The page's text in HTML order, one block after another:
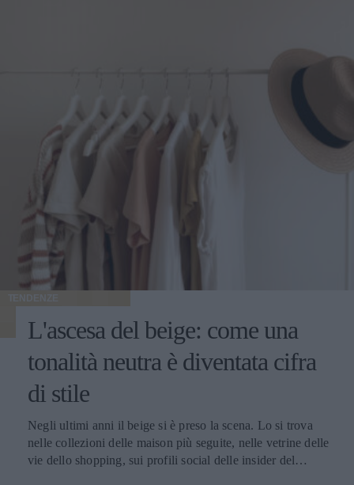
TENDENZE
L'ascesa del beige: come una
tonalità neutra è diventata cifra
di stile
Negli ultimi anni il beige si è preso la scena. Lo si trova nelle collezioni delle maison più seguite, nelle vetrine delle vie dello shopping, sui profili social delle insider del settore e nei guardaroba delle donne che alla moda dedicano attenzione. È diventato il colore che racconta il momento, quello che torna ogni stagione con declinazioni sempre nuove e che oggi vive un'esposizione mediatica raramente vista in passato. Le ragioni di questa centralità si intrecciano. Il beige risponde perfettamente al gusto contemporaneo per l'eleganza misurata, fatta di toni desaturati e capi pensati per durare. Si adatta splendidamente nei contesti più diversi: in ufficio, a una cena, in un weekend fuori porta, mantenendo sempre lo stesso registro raffinato. E lavora benissimo davanti all'obiettivo, sotto qualunque tipo di luce, su qualunque tipo di sfondo urbano o naturale. Il risultato è che oggi parlare di moda femminile senza nominare il beige è praticamente impossibile. Cappotti, giacche, trench, pantaloni, maglie, accessori: la palette neutra ha colonizzato ogni categoria del guardaroba, con una versatilità che continua a sorprendere addette ai lavori e appassionate. Le mille sfumature di una tonalità solo apparentemente uniforme Dietro al beige si nasconde una gamma cromatica vastissima, fatta di sfumature che cambiano carattere a seconda di quanto pendono verso il caldo o verso il freddo, di quanto sono sature o desaturate, di quanto si avvicinano al bianco o si spingono verso il marrone. Quelle più calde - cammello, biscotto, tabacco, miele - evocano immediatamente comfort e ricchezza. Hanno una nota dorata che richiama i tessuti pregiati come il cashmere e la lana d'agnello, e nelle collezioni invernali fanno la parte del leone. Le si vede su cappotti dal taglio classico, su giacche dalla linea morbida, su maglie oversize pensate per i mesi freddi. Le sfumature fredde - greige, nude rosato, beige cinereo, taupe - raccontano un'altra storia. Sono più contemporanee e sono perfette su tagli netti e silhouette moderne. Hanno conquistato spazio nel gusto urbano delle grandi capitali della moda, da Copenaghen a Tokyo, dove vengono interpretate in chiave minimalista con linee rigorose e proporzioni studiate. Tra questi due poli si muovono i beige neutri, i veri jolly del guardaroba che si abbinano a tutto: ai grigi, ai blu, ai bianchi, ai colori accesi che vogliano un punto di calma. Sono le tonalità che ogni stylist tiene a portata di mano per bilanciare un look senza forzature. A ognuna la sua sfumatura Una delle ragioni del successo del beige è semplice: con la sfumatura giusta, sta bene davvero a tutte. La famiglia cromatica è così ampia che ogni tipo di carnagione trova la sua declinazione ideale - basta scegliere il sottotono adatto al colore della pelle, degli occhi e dei capelli. Le donne con pelle chiara e sottotono freddo trovano la loro dimensione nei greige, nei nude rosati e nei beige cinerei, che dialogano in modo naturale con incarnati tenui. Le pelli ambrate, olivastre o dorate si illuminano con i cammello, i biscotto e i tabacco, che esaltano il calore della carnagione. Le pelli medie con sottotono neutro hanno la fortuna di poter giocare con quasi tutte le sfumature della palette, dalle più chiare alle più sature. Un altro punto di forza è il rapporto con la luce. Sotto il sole estivo il beige si accende e diventa solare, sotto i cieli grigi invernali mantiene calore e presenza, alla luce artificiale degli ambienti chiusi resta sempre raffinato senza appiattirsi. Pochi colori conservano il proprio carattere in ogni condizione di illuminazione, e questa qualità rende il beige un alleato prezioso per le giornate fatte di molti cambi di scena. A questo si aggiunge la sua flessibilità: il beige si adatta a ogni ambiente, dal più formale al più rilassato. Sta bene in ufficio, in una riunione importante, a una cerimonia, a una cena tra amiche, a una passeggiata del sabato pomeriggio. Pochi colori coprono una gamma così ampia di occasioni mantenendo intatta la propria eleganza. Total beige: come indossarlo senza appiattirlo Tra le tendenze più forti degli ultimi anni c'è il total beige look, che consiste nel vestirsi interamente in sfumature della stessa famiglia cromatica, dal capospalla alle scarpe. Una formula che richiede attenzione per riuscire bene, ma che ben dosata regala risultati di grande raffinatezza. Il segreto sta nel giocare con sottotoni vicini ma diversi. Un pantalone color sabbia abbinato a una camicia écru e a un capospalla cammello dà molto più carattere di un look fatto di un'unica identica tonalità ripetuta dalla testa ai piedi. Le piccole variazioni cromatiche danno profondità all'insieme e impediscono l'effetto monotono. Determinante è anche il mix di materiali. Quando il colore è uniforme, sono le texture a fare la differenza: una camicia di seta sotto una giacca di lana, un pantalone di lino con un capospalla in cashmere, accessori in pelle che dialogano con maglie morbide. Il gioco delle superfici tattili è ciò che trasforma un total look beige da banale a sofisticato. Attenzione alla la regola del dettaglio che spezza. Una cintura in cuoio scuro, una collana dorata, un foulard con un accento più caldo o più freddo: piccoli scostamenti che danno ritmo al look e gli regalano carattere senza intaccare la coerenza cromatica. Un accessorio scelto bene fa la differenza tra un outfit elegante e un outfit memorabile. Dal lino estivo al cashmere invernale: una palette per tutto l'anno Una delle qualità più apprezzate del beige è la capacità di accompagnare il guardaroba lungo tutte le stagioni. In estate vive nei lini grezzi, nei cotoni leggeri e nelle sete fresche; in primavera e autunno passa ai twill, ai jersey strutturati e ai velluti; in inverno diventa protagonista delle materie nobili come cashmere, lana vergine, alpaca e mohair. Questa continuità ha cambiato il modo in cui molte donne pensano agli acquisti. Anziché ripartire da capo a ogni cambio di stagione, si ragiona per filoni cromatici che durano nel tempo: capi che dialogano tra loro mese dopo mese, accessori che stanno bene su outfit diversi, una palette che permette di mescolare gli investimenti fatti in momenti differenti dell'anno senza rotture stilistiche. I capispalla sono il terreno dove questa logica dà i risultati migliori. Un cappotto beige si adatta alle occasioni più diverse con una facilità che pochi altri capi possiedono: si presta a tagli classici e contemporanei, dialoga con qualunque palette del guardaroba sottostante, risalta l'eleganza di un completo formale come la vivacità di un look casual. La conferma di questa versatilità si può rintracciare guardando alle proposte di realtà consolidate come Cinzia Rocca, che hanno fatto della sartorialità italiana applicata al capospalla la propria firma: ogni cappotto beige da donna dell’azienda è pensato per durare nel tempo, grazie a tagli che restano attuali stagione dopo stagione e a lavorazioni che portano avanti la tradizione artigianale del Made in Italy. Il beige in passerella: una palette che valorizza il taglio Chi segue le sfilate sa che il beige ricorre con costanza in ogni stagione, dalle collezioni primavera-estate a quelle autunno-inverno. Non è una scelta casuale: la palette neutra valorizza il taglio del capo, mette in luce la qualità della lavorazione, fa emergere la pulizia delle linee senza che il colore rubi la scena. Quando un capo sfila in cammello chiaro o in sabbia, l'occhio coglie subito la forma: il volume delle spalle, la cadenza dei dettagli sartoriali, la cintura che disegna la vita, la lunghezza che dialoga con la figura. Il beige risulta una lente che porta in primo piano tutto il lavoro tecnico, e per questo i designer che vogliono far parlare la propria competenza scelgono spesso la palette neutra come terreno di esposizione del proprio savoir-faire. Anche la resa fotografica gioca un ruolo importante. Sotto le luci intense delle sfilate i toni beige restituiscono al meglio la materia: si vede la mano del tessuto, si percepisce il peso della lana o la leggerezza del lino, si distingue il cashmere dalla pura vergine. Gli scatti che escono dalle passerelle raccontano così la realtà del capo con un'onestà rara, e ogni uscita diventa un'occasione di comunicazione tecnica oltre che estetica. Vale infine il discorso delle uscite in serie. La palette neutra permette di mandare in scena interi blocchi di collezione fondati sulla coerenza cromatica: a quel punto sono il taglio, il volume e i piccoli scarti di sfumatura a fare la differenza tra un look e l'altro. Un linguaggio di sfilata raffinato che premia l'occhio attento e che funziona ugualmente bene nelle collezioni leggere della bella stagione come in quelle stratificate dei mesi freddi. Il beige come dichiarazione: meno rumore, più identità Il successo del beige racconta qualcosa di più ampio sul modo in cui le donne hanno deciso di vestirsi oggi. Racconta il superamento dell'estetica dei colori accesi a ogni costo, l'affermazione di un gusto che riconosce nell'eleganza discreta una forma di stile più matura, l'emergere di una moda che lavora per coerenza anziché per impatto immediato. Scegliere il beige significa anche scegliere un rapporto diverso con il calendario delle tendenze. Vuol dire prediligere una palette stabile che resta attuale a distanza di anni, capace di accompagnare il guardaroba lungo cicli di rinnovo molto più ampi di quelli imposti dalle collezioni stagionali. È una scelta da donna che sa cosa le piace, e che premia chi la fa con un guardaroba più funzionale, fatto di capi che si sostengono a vicenda. C'è infine una dimensione personale che merita attenzione. Quando il colore lavora in secondo piano, ciò che resta in primo piano è chi indossa il capo: il viso, il portamento, l'energia che ognuna porta con sé. Il beige restituisce centralità alla donna e le lascia definire il significato di ciò che indossa. In un'epoca in cui spesso il guardaroba urla per farsi n